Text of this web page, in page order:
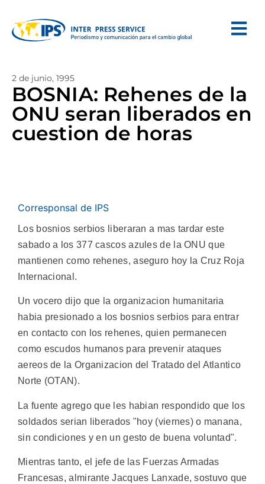
2 de junio, 1995
BOSNIA: Rehenes de la
ONU seran liberados en
cuestion de horas
Corresponsal de IPS
Los bosnios serbios liberaran a mas tardar este
sabado a los 377 cascos azules de la ONU que
mantienen como rehenes, aseguro hoy la Cruz Roja
Internacional.
Un vocero dijo que la organizacion humanitaria
habia presionado a los bosnios serbios para entrar
en contacto con los rehenes, quien permanecen
como escudos humanos para prevenir ataques
aereos de la Organizacion del Tratado del Atlantico
Norte (OTAN).
La fuente agrego que les habian respondido que los
soldados serian liberados "hoy (viernes) o manana,
sin condiciones y en un gesto de buena voluntad".
Mientras tanto, el jefe de las Fuerzas Armadas
Francesas, almirante Jacques Lanxade, sostuvo que